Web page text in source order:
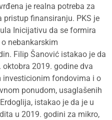
je realna potreba za
finansiranju. PKS je
Inicijativu da se formira
nebankarskim
Filip Šanović istakao je da
2019. godine dva
fondovima i o
ponudom, usaglašenih
istakao je da je u
u 2019. godini za mikro,